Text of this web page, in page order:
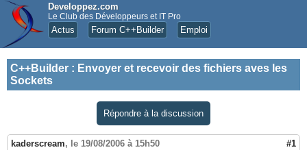
Developpez.com
Le Club des Développeurs et IT Pro
Actus Forum C++Builder Emploi
C++Builder : Envoyer et recevoir des fichiers aves les
Sockets
Répondre à la discussion
kaderscream, le 19/08/2006 à 15h50 #1